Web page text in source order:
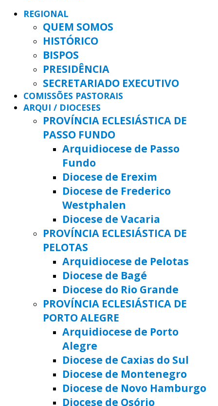
REGIONAL
QUEM SOMOS
HISTÓRICO
BISPOS
PRESIDÊNCIA
SECRETARIADO EXECUTIVO
COMISSÕES PASTORAIS
ARQUI / DIOCESES
PROVÍNCIA ECLESIÁSTICA DE
PASSO FUNDO
Arquidiocese de Passo
Fundo
Diocese de Erexim
Diocese de Frederico
Westphalen
Diocese de Vacaria
PROVÍNCIA ECLESIÁSTICA DE
PELOTAS
Arquidiocese de Pelotas
Diocese de Bagé
Diocese do Rio Grande
PROVÍNCIA ECLESIÁSTICA DE
PORTO ALEGRE
Arquidiocese de Porto
Alegre
Diocese de Caxias do Sul
Diocese de Montenegro
Diocese de Novo Hamburgo
Diocese de Osório